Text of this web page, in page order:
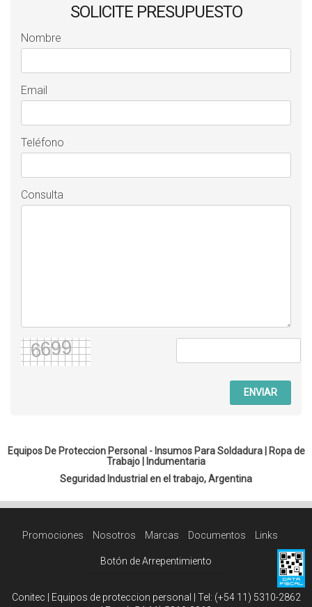
SOLICITE PRESUPUESTO
Nombre
Email
Teléfono
Consulta
ENVIAR
Equipos De Proteccion Personal - Insumos Para Soldadura |
Ropa de
Trabajo
Indumentaria
Seguridad Industrial en el trabajo, Argentina
Promociones Nosotros Marcas Documentos Links
Botón de Arrepentimiento
Conitec | Equipos de proteccion personal | Tel: (+54 11) 5310-2862